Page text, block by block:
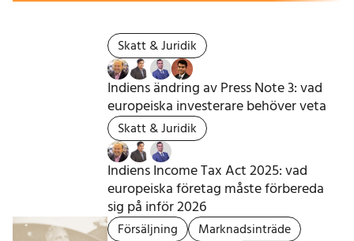
Skatt & Juridik
Indiens ändring av Press Note 3: vad
europeiska investerare behöver veta
Skatt & Juridik
Indiens Income Tax Act 2025: vad
europeiska företag måste förbereda
sig på inför 2026
Försäljning
Marknadsinträde